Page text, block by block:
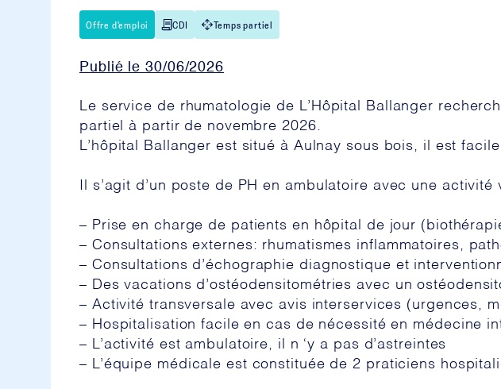
Offre d'emploi CDI Temps partiel
Publié le30/06/2026
Le service de rhumatologie de L’Hôpital Ballanger
partiel à partir de novembre 2026.
L’hôpital Ballanger est situé à Aulnay sous bois, il est
Il s’agit d’un poste de PH en ambulatoire avec une activité
– Prise en charge de patients en hôpital de jour
– Consultations externes: rhumatismes inflammatoires,
– Consultations d’échographie diagnostique et
– Des vacations d’ostéodensitométries avec un
– Activité transversale avec avis interservices (urgences,
– Hospitalisation facile en cas de nécessité en médecine
– L’activité est ambulatoire, il n ‘y a pas d’astreintes
– L’équipe médicale est constituée de 2 praticiens